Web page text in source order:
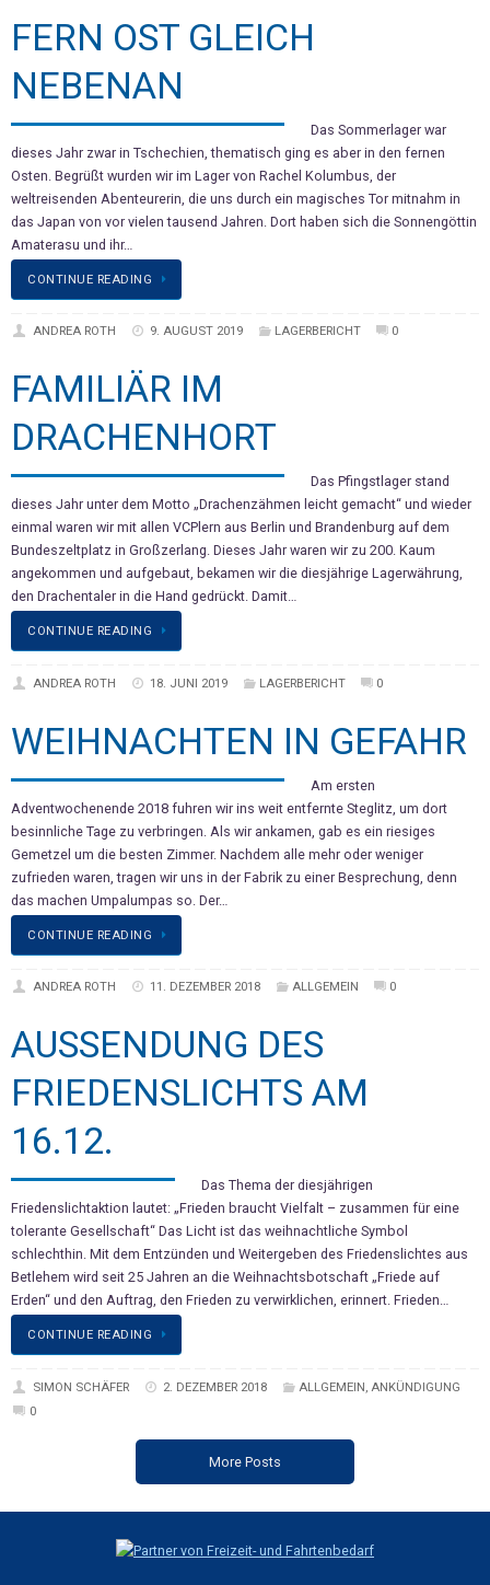
FERN OST GLEICH
NEBENAN
Das Sommerlager war
dieses Jahr zwar in Tschechien, thematisch ging es aber in den fernen
Osten. Begrüßt wurden wir im Lager von Rachel Kolumbus, der
weltreisenden Abenteurerin, die uns durch ein magisches Tor mitnahm in
das Japan von vor vielen tausend Jahren. Dort haben sich die Sonnengöttin
Amaterasu und ihr…
CONTINUE READING
ANDREA ROTH 9. AUGUST 2019 LAGERBERICHT 0
FAMILIÄR IM
DRACHENHORT
Das Pfingstlager stand
dieses Jahr unter dem Motto „Drachenzähmen leicht gemacht“ und wieder
einmal waren wir mit allen VCPlern aus Berlin und Brandenburg auf dem
Bundeszeltplatz in Großzerlang. Dieses Jahr waren wir zu 200. Kaum
angekommen und aufgebaut, bekamen wir die diesjährige Lagerwährung,
den Drachentaler in die Hand gedrückt. Damit…
CONTINUE READING
ANDREA ROTH 18. JUNI 2019 LAGERBERICHT 0
WEIHNACHTEN IN GEFAHR
Am ersten
Adventwochenende 2018 fuhren wir ins weit entfernte Steglitz, um dort
besinnliche Tage zu verbringen. Als wir ankamen, gab es ein riesiges
Gemetzel um die besten Zimmer. Nachdem alle mehr oder weniger
zufrieden waren, tragen wir uns in der Fabrik zu einer Besprechung, denn
das machen Umpalumpas so. Der…
CONTINUE READING
ANDREA ROTH 11. DEZEMBER 2018 ALLGEMEIN 0
AUSSENDUNG DES
FRIEDENSLICHTS AM
16.12.
Das Thema der diesjährigen
Friedenslichtaktion lautet: „Frieden braucht Vielfalt – zusammen für eine
tolerante Gesellschaft“ Das Licht ist das weihnachtliche Symbol
schlechthin. Mit dem Entzünden und Weitergeben des Friedenslichtes aus
Betlehem wird seit 25 Jahren an die Weihnachtsbotschaft „Friede auf
Erden“ und den Auftrag, den Frieden zu verwirklichen, erinnert. Frieden…
CONTINUE READING
SIMON SCHÄFER 2. DEZEMBER 2018 ALLGEMEIN, ANKÜNDIGUNG
0
More Posts